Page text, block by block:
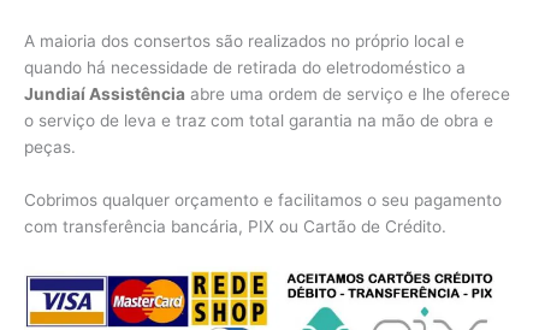
A maioria dos consertos são realizados no próprio local e
quando há necessidade de retirada do eletrodoméstico a
Jundiaí Assistência abre uma ordem de serviço e lhe oferece
o serviço de leva e traz com total garantia na mão de obra e
peças.
Cobrimos qualquer orçamento e facilitamos o seu pagamento
com transferência bancária, PIX ou Cartão de Crédito.